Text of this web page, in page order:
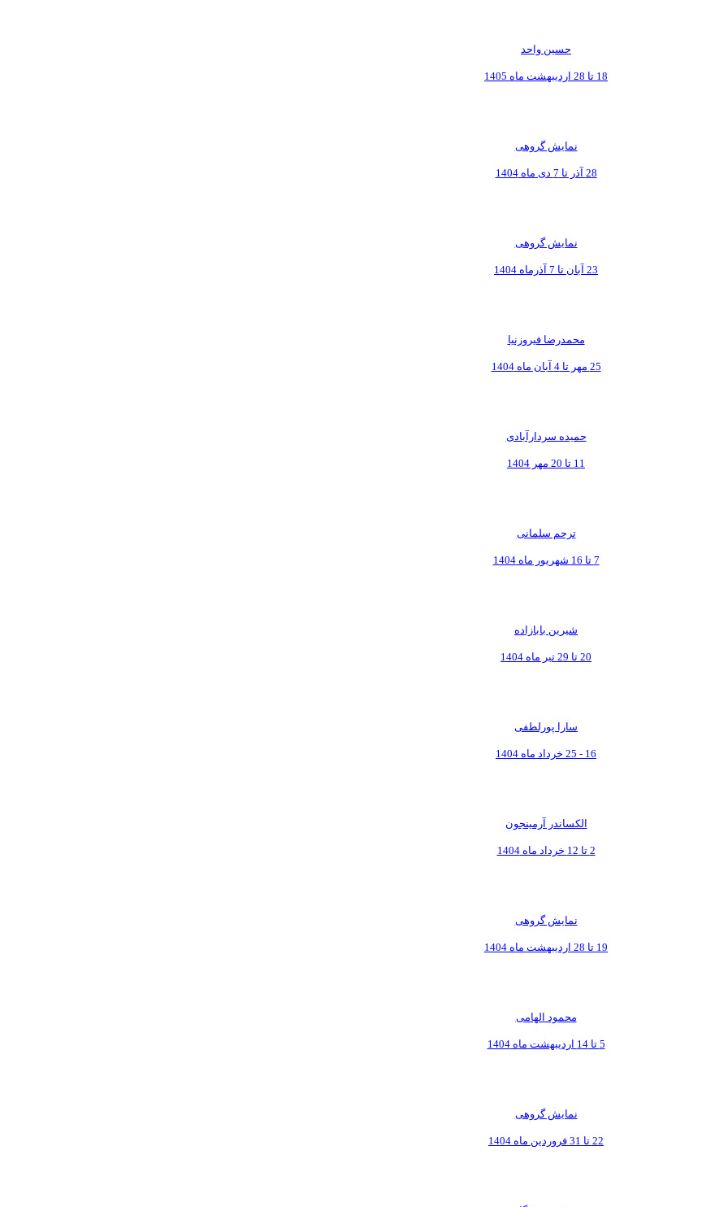
حسین واحد
18 تا 28 اردیبهشت ماه 1405
نمایش گروهی
28 آذر تا 7 دی ماه 1404
نمایش گروهی
23 آبان تا 7 آذرماه 1404
محمدرضا فیروزنیا
25 مهر تا 4 آبان ماه 1404
حمیده سردارآبادی
11 تا 20 مهر 1404
ترحم سلمانی
7 تا 16 شهریور ماه 1404
شیرین بابازاده
20 تا 29 تیر ماه 1404
سارا پورلطفی
16 - 25 خرداد ماه 1404
الکساندر آرمینجون
2 تا 12 خرداد ماه 1404
نمایش گروهی
19 تا 28 اردیبهشت ماه 1404
محمود الهامی
5 تا 14 اردیبهشت ماه 1404
نمایش گروهی
22 تا 31 فروردین ماه 1404